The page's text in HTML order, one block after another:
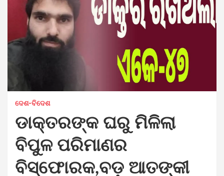
ଦେଶ-ବିଦେଶ
ଡାକ୍ତରଙ୍କ ଘରୁ ମିଳିଲା
ବିପୁଳ ପରିମାଣର
ବିସ୍ଫୋରକ,ବଡ଼ ଆତଙ୍କୀ